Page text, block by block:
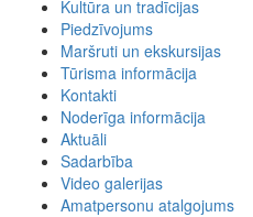
Kultūra un tradīcijas
Piedzīvojums
Maršruti un ekskursijas
Tūrisma informācija
Kontakti
Noderīga informācija
Aktuāli
Sadarbība
Video galerijas
Amatpersonu atalgojums